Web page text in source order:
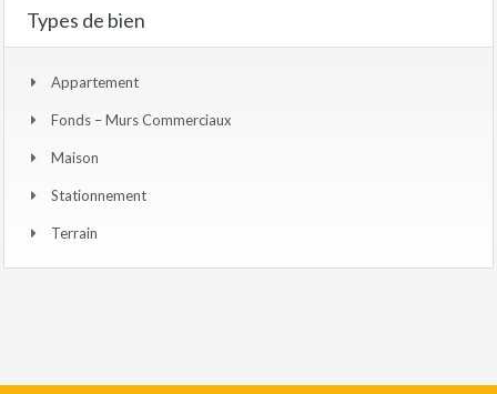
Types de bien
Appartement
Fonds – Murs Commerciaux
Maison
Stationnement
Terrain